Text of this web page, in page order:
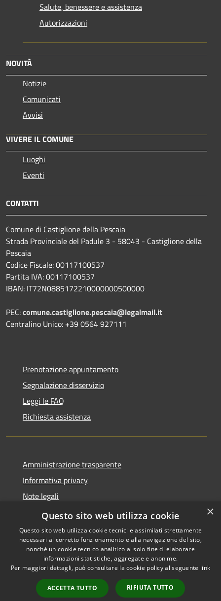
Salute, benessere e assistenza
Autorizzazioni
NOVITÀ
Notizie
Comunicati
Avvisi
VIVERE IL COMUNE
Luoghi
Eventi
CONTATTI
Comune di Castiglione della Pescaia
Strada Provinciale del Padule 3 - 58043 - Castiglione della
Pescaia
Codice Fiscale: 00117100537
Partita IVA: 00117100537
IBAN: IT72N0885172210000000500000
PEC:comune.castiglione.pescaia@legalmail.it
Centralino Unico: +39 0564 927111
Prenotazione appuntamento
Segnalazione disservizio
Leggi le FAQ
Richiesta assistenza
Amministrazione trasparente
Informativa privacy
Note legali
Dichiarazione di accessibilità
Accessibilità
Copyright © 2026 • Comune di
Castiglione della Pescaia •
Powered byMunicipium
Accesso redazione
×
Questo sito web utilizza cookie
Questo sito web utilizza cookie tecnici e assimilati strettamente
necessari al corretto funzionamento e alla navigazione del sito,
nonché un cookie tecnico analitico al solo fine di elaborare
informazioni statistiche, aggregate e anonime.
Per maggiori dettagli, può consultare la cookie policy al seguente link
ACCETTA TUTTO RIFIUTA TUTTO